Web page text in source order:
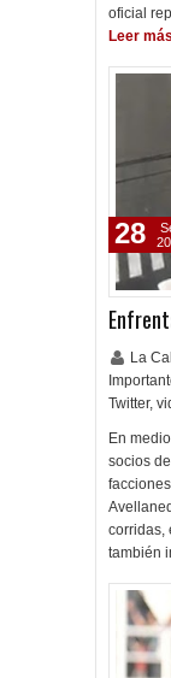
oficial
Leer
La
Twitter,
En
socios
corridas,
también
28